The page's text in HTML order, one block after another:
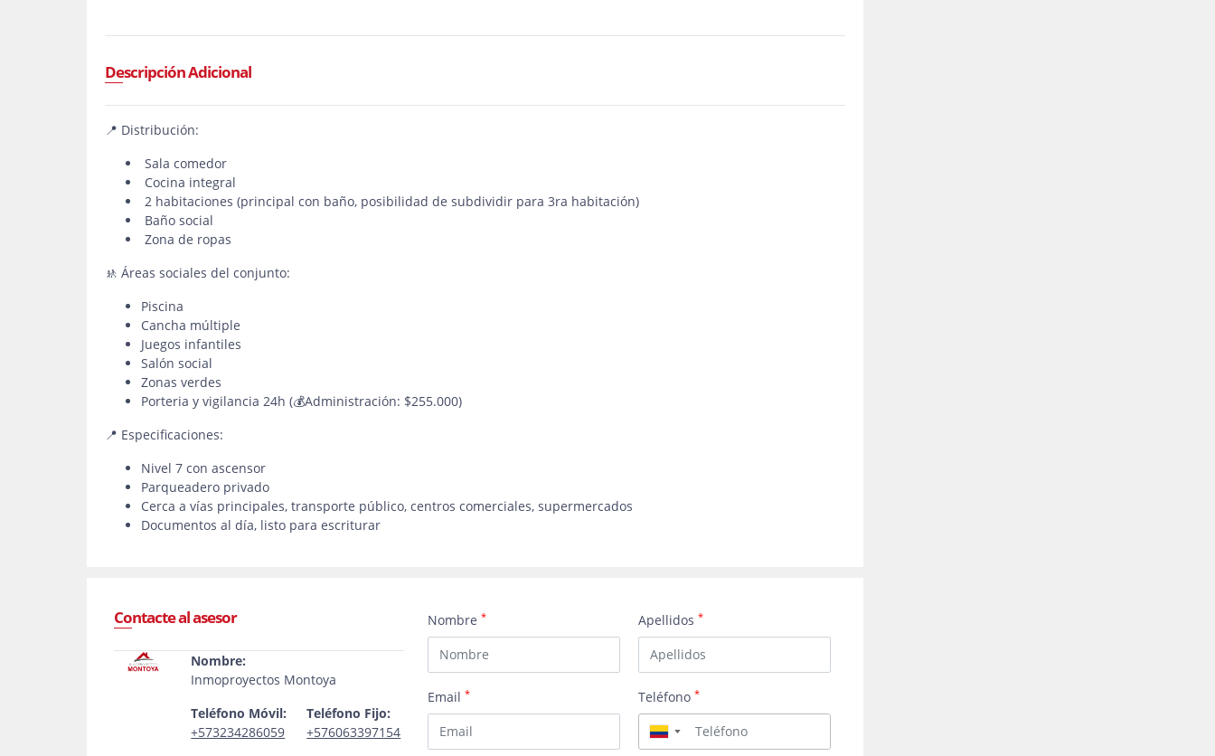
Descripción Adicional
📍 Distribución:
Sala comedor
Cocina integral
2 habitaciones (principal con baño, posibilidad de subdividir para 3ra habitación)
Baño social
Zona de ropas
🚸 Áreas sociales del conjunto:
Piscina
Cancha múltiple
Juegos infantiles
Salón social
Zonas verdes
Porteria y vigilancia 24h (💰Administración: $255.000)
📍 Especificaciones:
Nivel 7 con ascensor
Parqueadero privado
Cerca a vías principales, transporte público, centros comerciales, supermercados
Documentos al día, listo para escriturar
Contacte al asesor
Nombre:
Inmoproyectos Montoya
Teléfono Móvil:
+573234286059
Teléfono Fijo:
+576063397154
Nombre* Apellidos*
Email* Teléfono*
▼